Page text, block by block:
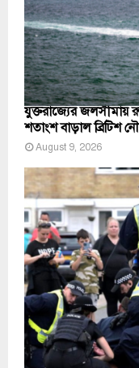
যুক্তরাজ্যের জলসীমায়
শতাংশ বাড়াল ব্রিটিশ
August 9, 2026